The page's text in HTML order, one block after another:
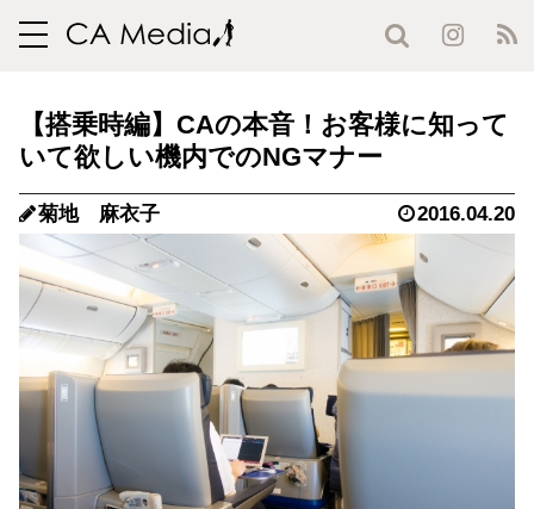
toggle
【搭乗時編】CAの本音！お客様に知って
いて欲しい機内でのNGマナー
菊地 麻衣子 2016.04.20